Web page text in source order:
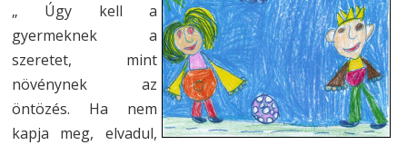
„ Úgy kell a
gyermeknek a
szeretet, mint
növénynek az
öntözés. Ha nem
kapja meg, elvadul,